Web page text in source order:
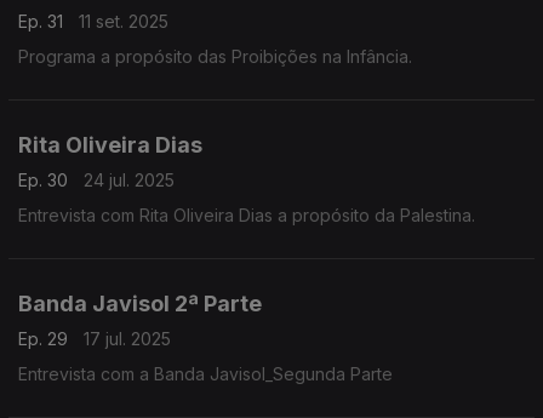
Ep. 31
11 set. 2025
Programa a propósito das Proibições na Infância.
Rita Oliveira Dias
Ep. 30
24 jul. 2025
Entrevista com Rita Oliveira Dias a propósito da Palestina.
Banda Javisol 2ª Parte
Ep. 29
17 jul. 2025
Entrevista com a Banda Javisol_Segunda Parte